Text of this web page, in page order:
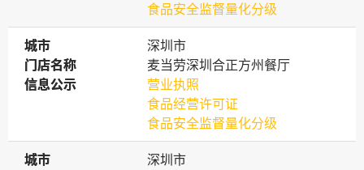
食品安全监督量化分级
城市
城市
深圳市
门店名称
门店名称
麦当劳深圳合正方州餐厅
信息公示
信息公示
营业执照
食品经营许可证
食品安全监督量化分级
城市
城市
深圳市